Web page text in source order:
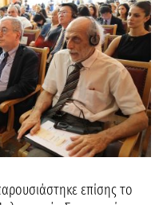
επίσης το